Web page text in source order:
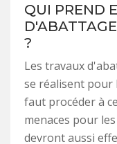
QUI PREND
?
Les travaux
se réalisent pour
faut procéder à
menaces pour
devront aussi